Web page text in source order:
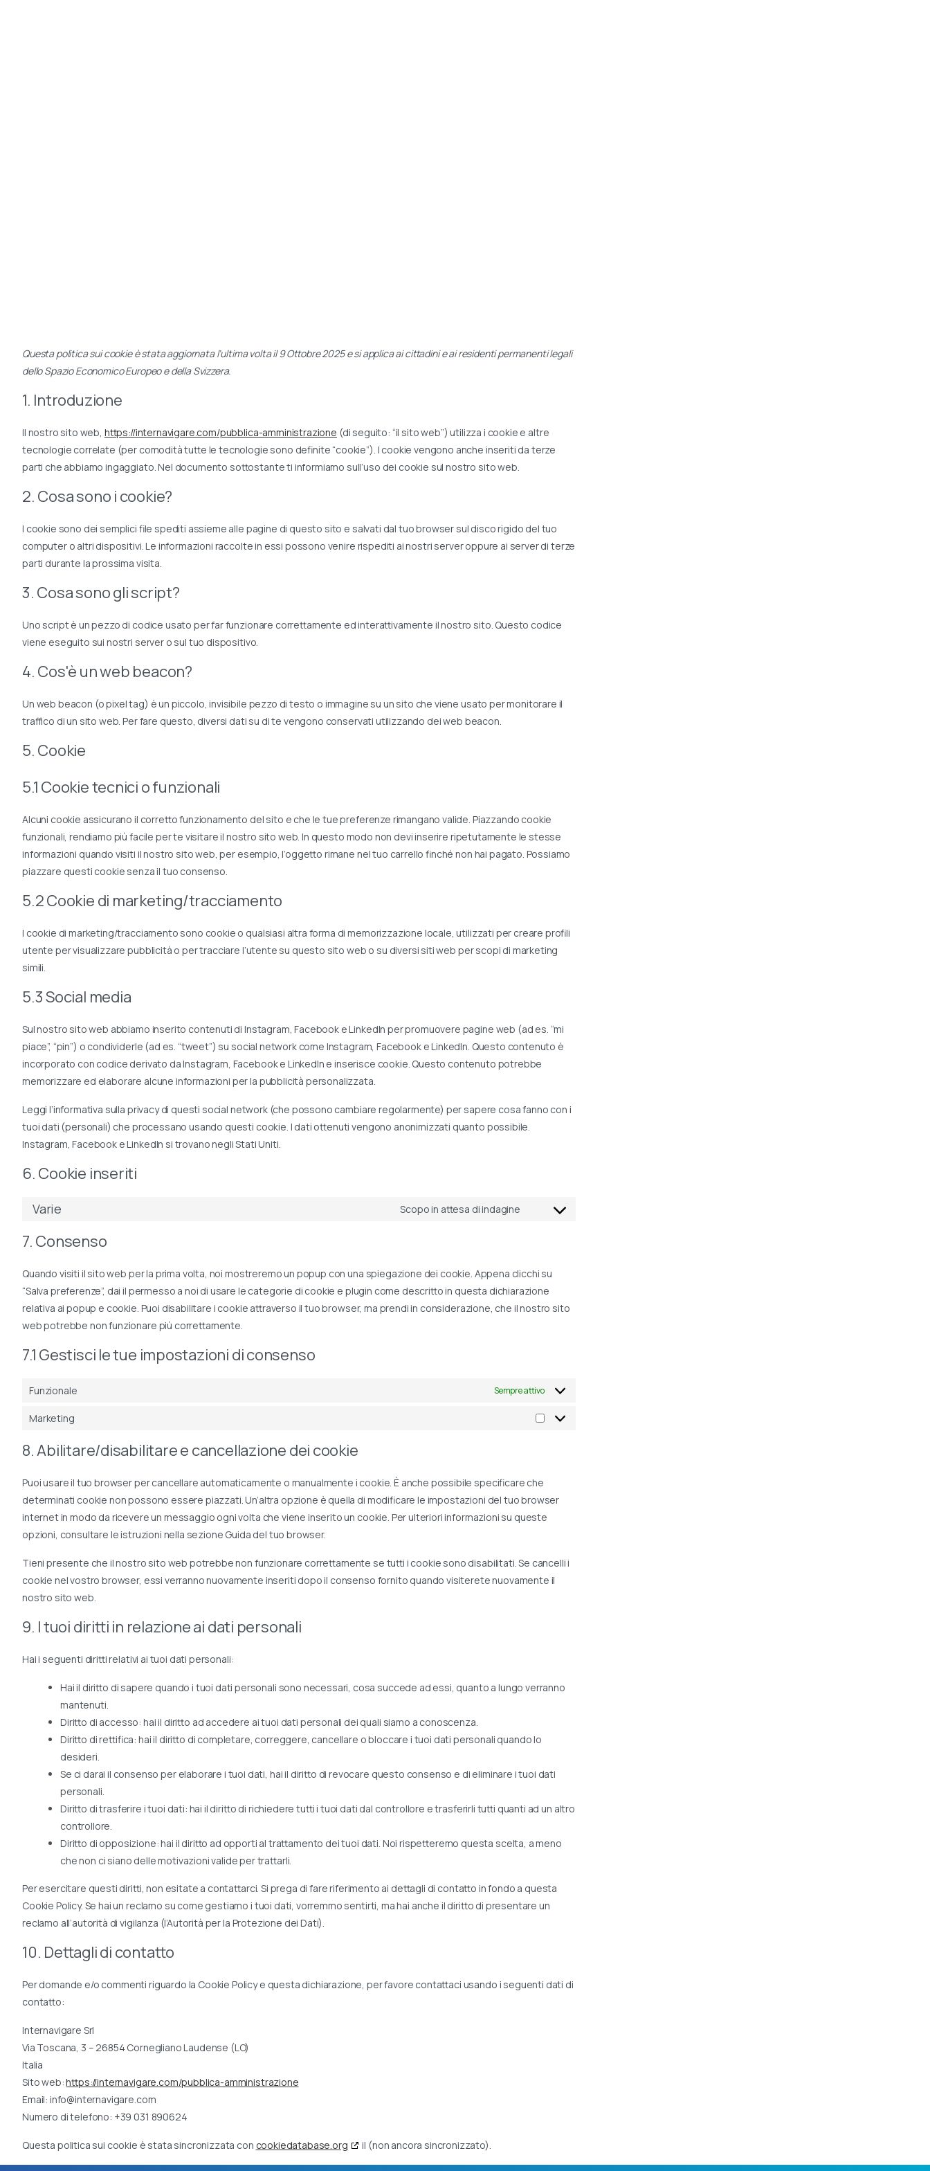
Questa politica sui cookie è stata aggiornata l’ultima volta il 9 Ottobre 2025 e si applica ai cittadini e ai residenti permanenti legali
dello Spazio Economico Europeo e della Svizzera.
1. Introduzione
Il nostro sito web, https://internavigare.com/pubblica-amministrazione (di seguito: “il sito web”) utilizza i cookie e altre
tecnologie correlate (per comodità tutte le tecnologie sono definite “cookie”). I cookie vengono anche inseriti da terze
parti che abbiamo ingaggiato. Nel documento sottostante ti informiamo sull’uso dei cookie sul nostro sito web.
2. Cosa sono i cookie?
I cookie sono dei semplici file spediti assieme alle pagine di questo sito e salvati dal tuo browser sul disco rigido del tuo
computer o altri dispositivi. Le informazioni raccolte in essi possono venire rispediti ai nostri server oppure ai server di terze
parti durante la prossima visita.
3. Cosa sono gli script?
Uno script è un pezzo di codice usato per far funzionare correttamente ed interattivamente il nostro sito. Questo codice
viene eseguito sui nostri server o sul tuo dispositivo.
4. Cos'è un web beacon?
Un web beacon (o pixel tag) è un piccolo, invisibile pezzo di testo o immagine su un sito che viene usato per monitorare il
traffico di un sito web. Per fare questo, diversi dati su di te vengono conservati utilizzando dei web beacon.
5. Cookie
5.1 Cookie tecnici o funzionali
Alcuni cookie assicurano il corretto funzionamento del sito e che le tue preferenze rimangano valide. Piazzando cookie
funzionali, rendiamo più facile per te visitare il nostro sito web. In questo modo non devi inserire ripetutamente le stesse
informazioni quando visiti il nostro sito web, per esempio, l’oggetto rimane nel tuo carrello finché non hai pagato. Possiamo
piazzare questi cookie senza il tuo consenso.
5.2 Cookie di marketing/tracciamento
I cookie di marketing/tracciamento sono cookie o qualsiasi altra forma di memorizzazione locale, utilizzati per creare profili
utente per visualizzare pubblicità o per tracciare l’utente su questo sito web o su diversi siti web per scopi di marketing
simili.
5.3 Social media
Sul nostro sito web abbiamo inserito contenuti di Instagram, Facebook e LinkedIn per promuovere pagine web (ad es. “mi
piace”, “pin”) o condividerle (ad es. “tweet”) su social network come Instagram, Facebook e LinkedIn. Questo contenuto è
incorporato con codice derivato da Instagram, Facebook e LinkedIn e inserisce cookie. Questo contenuto potrebbe
memorizzare ed elaborare alcune informazioni per la pubblicità personalizzata.
Leggi l’informativa sulla privacy di questi social network (che possono cambiare regolarmente) per sapere cosa fanno con i
tuoi dati (personali) che processano usando questi cookie. I dati ottenuti vengono anonimizzati quanto possibile.
Instagram, Facebook e LinkedIn si trovano negli Stati Uniti.
6. Cookie inseriti
Varie Scopo in attesa di indagine
Consent
7. Consenso
Quando visiti il sito web per la prima volta, noi mostreremo un popup con una spiegazione dei cookie. Appena clicchi su
“Salva preferenze”, dai il permesso a noi di usare le categorie di cookie e plugin come descritto in questa dichiarazione
relativa ai popup e cookie. Puoi disabilitare i cookie attraverso il tuo browser, ma prendi in considerazione, che il nostro sito
web potrebbe non funzionare più correttamente.
7.1 Gestisci le tue impostazioni di consenso
Funzionale Sempre attivo
Marketing Marketing
8. Abilitare/disabilitare e cancellazione dei cookie
Puoi usare il tuo browser per cancellare automaticamente o manualmente i cookie. È anche possibile specificare che
determinati cookie non possono essere piazzati. Un’altra opzione è quella di modificare le impostazioni del tuo browser
internet in modo da ricevere un messaggio ogni volta che viene inserito un cookie. Per ulteriori informazioni su queste
opzioni, consultare le istruzioni nella sezione Guida del tuo browser.
Tieni presente che il nostro sito web potrebbe non funzionare correttamente se tutti i cookie sono disabilitati. Se cancelli i
cookie nel vostro browser, essi verranno nuovamente inseriti dopo il consenso fornito quando visiterete nuovamente il
nostro sito web.
9. I tuoi diritti in relazione ai dati personali
Hai i seguenti diritti relativi ai tuoi dati personali:
Hai il diritto di sapere quando i tuoi dati personali sono necessari, cosa succede ad essi, quanto a lungo verranno
mantenuti.
Diritto di accesso: hai il diritto ad accedere ai tuoi dati personali dei quali siamo a conoscenza.
Diritto di rettifica: hai il diritto di completare, correggere, cancellare o bloccare i tuoi dati personali quando lo
desideri.
Se ci darai il consenso per elaborare i tuoi dati, hai il diritto di revocare questo consenso e di eliminare i tuoi dati
personali.
Diritto di trasferire i tuoi dati: hai il diritto di richiedere tutti i tuoi dati dal controllore e trasferirli tutti quanti ad un altro
controllore.
Diritto di opposizione: hai il diritto ad opporti al trattamento dei tuoi dati. Noi rispetteremo questa scelta, a meno
che non ci siano delle motivazioni valide per trattarli.
Per esercitare questi diritti, non esitate a contattarci. Si prega di fare riferimento ai dettagli di contatto in fondo a questa
Cookie Policy. Se hai un reclamo su come gestiamo i tuoi dati, vorremmo sentirti, ma hai anche il diritto di presentare un
reclamo all’autorità di vigilanza (l’Autorità per la Protezione dei Dati).
10. Dettagli di contatto
Per domande e/o commenti riguardo la Cookie Policy e questa dichiarazione, per favore contattaci usando i seguenti dati di
contatto:
Internavigare Srl
Via Toscana, 3 – 26854 Cornegliano Laudense (LO)
Italia
Sito web:https://internavigare.com/pubblica-amministrazione
Email: info@internavigare.com
Numero di telefono: +39 031 890624
Questa politica sui cookie è stata sincronizzata con cookiedatabase.org il (non ancora sincronizzato).